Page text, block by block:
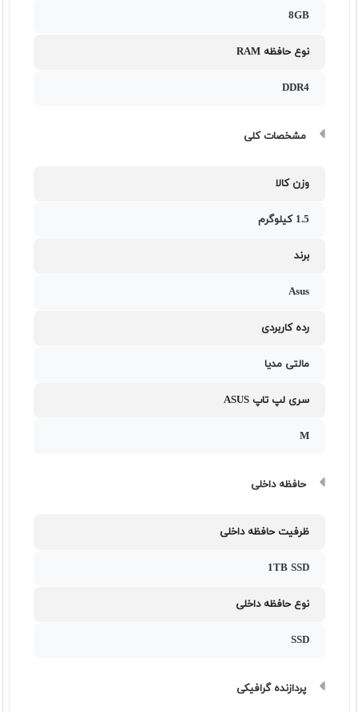
8GB
نوع حافظه RAM
DDR4
مشخصات کلی
وزن کالا
1.5 کیلوگرم
برند
Asus
رده کاربردی
مالتی مدیا
سری لپ تاپ ASUS
M
حافظه داخلی
ظرفیت حافظه داخلی
1TB SSD
نوع حافظه داخلی
SSD
پردازنده گرافیکی